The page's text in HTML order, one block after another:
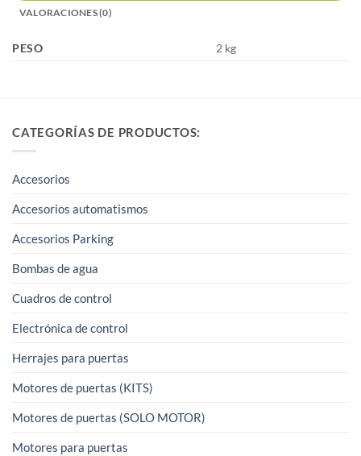
VALORACIONES (0)
PESO 2 kg
CATEGORÍAS DE PRODUCTOS:
Accesorios
Accesorios automatismos
Accesorios Parking
Bombas de agua
Cuadros de control
Electrónica de control
Herrajes para puertas
Motores de puertas (KITS)
Motores de puertas (SOLO MOTOR)
Motores para puertas